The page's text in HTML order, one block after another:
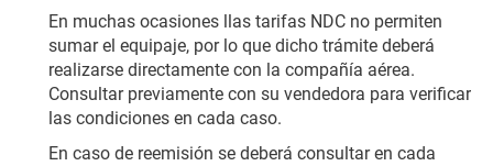
​En muchas ocasiones l​l​as tarifas NDC no permiten
sumar el equipaje, por lo que dicho trámite deberá
realizarse directamente con la compañía aérea.
Consultar previamente con su vendedora para verificar
las condiciones​ en cada caso.
En caso de reemisión se deberá consultar en cada